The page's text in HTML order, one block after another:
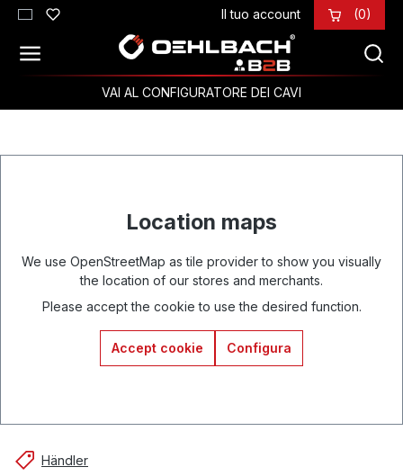
Passa al contenuto principale Il tuo account (0)
VAI AL CONFIGURATORE DEI CAVI
Location maps
We use OpenStreetMap as tile provider to show you visually
the location of our stores and merchants.
Please accept the cookie to use the desired function.
Accept cookie Configura
Händler